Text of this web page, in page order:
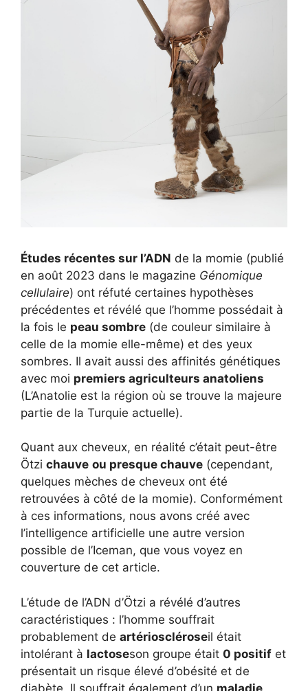
Études récentes sur l’ADN de la momie (publié
en août 2023 dans le magazine Génomique
cellulaire) ont réfuté certaines hypothèses
précédentes et révélé que l’homme possédait à
la fois le peau sombre (de couleur similaire à
celle de la momie elle-même) et des yeux
sombres. Il avait aussi des affinités génétiques
avec moi premiers agriculteurs anatoliens
(L’Anatolie est la région où se trouve la majeure
partie de la Turquie actuelle).
Quant aux cheveux, en réalité c’était peut-être
Ötzi chauve ou presque chauve (cependant,
quelques mèches de cheveux ont été
retrouvées à côté de la momie). Conformément
à ces informations, nous avons créé avec
l’intelligence artificielle une autre version
possible de l’Iceman, que vous voyez en
couverture de cet article.
L’étude de l’ADN d’Ötzi a révélé d’autres
caractéristiques : l’homme souffrait
probablement de artérioscléroseil était
intolérant à lactoseson groupe était 0 positif et
présentait un risque élevé d’obésité et de
diabète. Il souffrait également d’un maladie